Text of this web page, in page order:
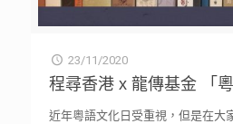
23/11/2020
程尋香港 x 龍傳基金 「
近年粵語文化日受重視，但是在大